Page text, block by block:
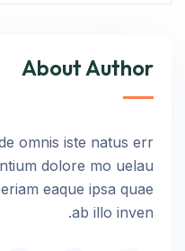
About Author
omnis iste natus err
dolore mo uelau
eaque ipsa quae
ab illo inven.